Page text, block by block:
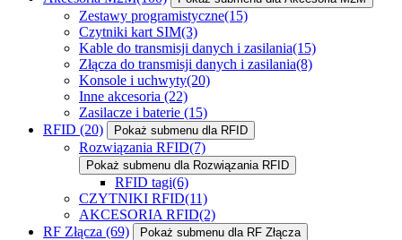
Zestawy programistyczne(15)
Czytniki kart SIM(3)
Kable do transmisji danych i zasilania(15)
Złącza do transmisji danych i zasilania(8)
Konsole i uchwyty(20)
Inne akcesoria (22)
Zasilacze i baterie (15)
RFID (20) Pokaż submenu dla RFID
Rozwiązania RFID(7)
Pokaż submenu dla Rozwiązania RFID
RFID tagi(6)
CZYTNIKI RFID(11)
AKCESORIA RFID(2)
RF Złącza (69) Pokaż submenu dla RF Złącza